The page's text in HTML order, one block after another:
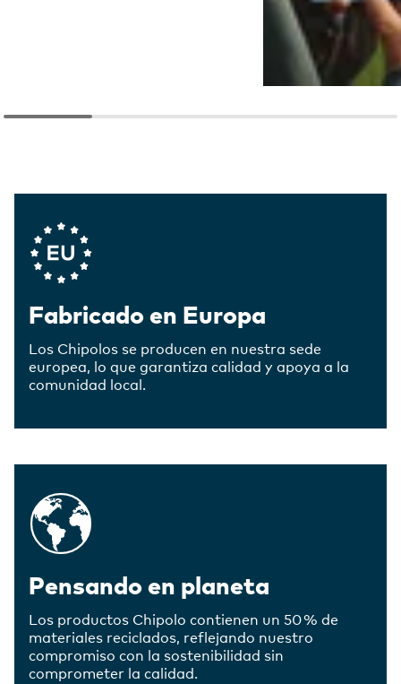
Company Values
Fabricado en Europa
Los Chipolos se producen en nuestra sede
europea, lo que garantiza calidad y apoya a la
comunidad local.
Pensando en planeta
Los productos Chipolo contienen un 50 % de
materiales reciclados, reflejando nuestro
compromiso con la sostenibilidad sin
comprometer la calidad.